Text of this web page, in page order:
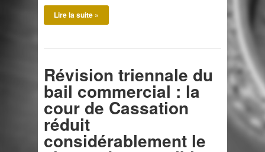
Lire la suite »
Révision triennale du
bail commercial : la
cour de Cassation
réduit
considérablement le